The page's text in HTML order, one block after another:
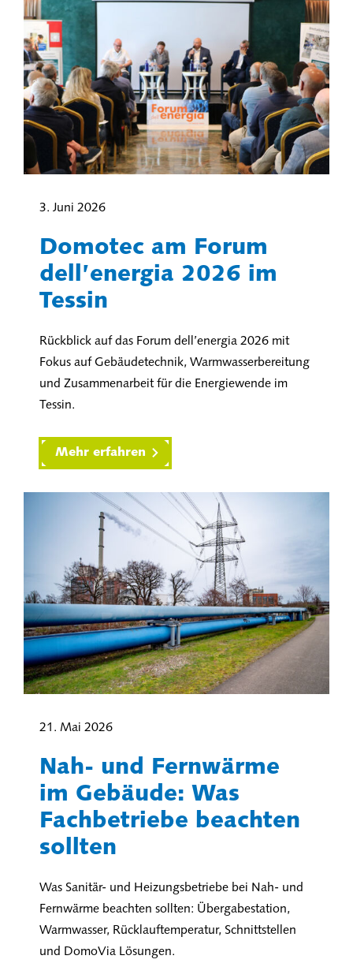
3. Juni 2026
Domotec am Forum
dell’energia 2026 im
Tessin
Rückblick auf das Forum dell’energia 2026 mit
Fokus auf Gebäudetechnik, Warmwasserbereitung
und Zusammenarbeit für die Energiewende im
Tessin.
Mehr erfahren
21. Mai 2026
Nah- und Fernwärme
im Gebäude: Was
Fachbetriebe beachten
sollten
Was Sanitär- und Heizungsbetriebe bei Nah- und
Fernwärme beachten sollten: Übergabestation,
Warmwasser, Rücklauftemperatur, Schnittstellen
und DomoVia Lösungen.